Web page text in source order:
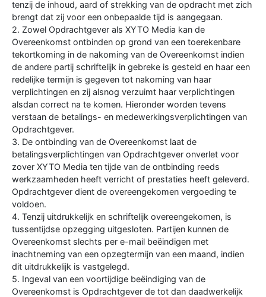
tenzij de inhoud, aard of strekking van de opdracht met zich
brengt dat zij voor een onbepaalde tijd is aangegaan.
2. Zowel Opdrachtgever als XYTO Media kan de
Overeenkomst ontbinden op grond van een toerekenbare
tekortkoming in de nakoming van de Overeenkomst indien
de andere partij schriftelijk in gebreke is gesteld en haar een
redelijke termijn is gegeven tot nakoming van haar
verplichtingen en zij alsnog verzuimt haar verplichtingen
alsdan correct na te komen. Hieronder worden tevens
verstaan de betalings- en medewerkingsverplichtingen van
Opdrachtgever.
3. De ontbinding van de Overeenkomst laat de
betalingsverplichtingen van Opdrachtgever onverlet voor
zover XYTO Media ten tijde van de ontbinding reeds
werkzaamheden heeft verricht of prestaties heeft geleverd.
Opdrachtgever dient de overeengekomen vergoeding te
voldoen.
4. Tenzij uitdrukkelijk en schriftelijk overeengekomen, is
tussentijdse opzegging uitgesloten. Partijen kunnen de
Overeenkomst slechts per e-mail beëindigen met
inachtneming van een opzegtermijn van een maand, indien
dit uitdrukkelijk is vastgelegd.
5. Ingeval van een voortijdige beëindiging van de
Overeenkomst is Opdrachtgever de tot dan daadwerkelijk